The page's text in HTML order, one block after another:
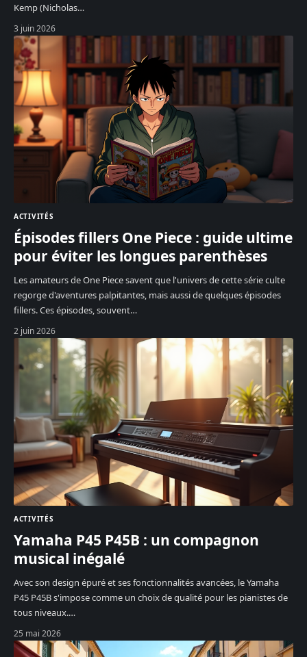
Kemp (Nicholas…
3 juin 2026
ACTIVITÉS
Épisodes fillers One Piece : guide ultime
pour éviter les longues parenthèses
Les amateurs de One Piece savent que l'univers de cette série culte
regorge d'aventures palpitantes, mais aussi de quelques épisodes
fillers. Ces épisodes, souvent…
2 juin 2026
ACTIVITÉS
Yamaha P45 P45B : un compagnon
musical inégalé
Avec son design épuré et ses fonctionnalités avancées, le Yamaha
P45 P45B s'impose comme un choix de qualité pour les pianistes de
tous niveaux.…
25 mai 2026